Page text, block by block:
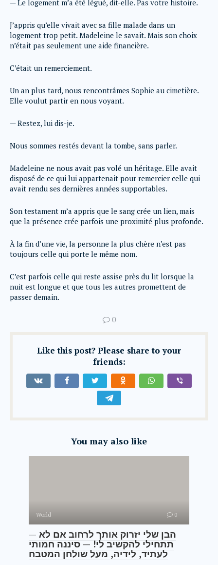
— Le logement m’a été légué, dit-elle. Pas votre histoire.
J’appris qu’elle vivait avec sa fille malade dans un
logement trop petit. Madeleine le savait. Mais son choix
n’était pas seulement une aide financière.
C’était un remerciement.
Un an plus tard, nous rencontrâmes Sophie au cimetière.
Elle voulut partir en nous voyant.
— Restez, lui dis-je.
Nous sommes restés devant la tombe, sans parler.
Madeleine ne nous avait pas volé un héritage. Elle avait
disposé de ce qui lui appartenait pour remercier celle qui
avait rendu ses dernières années supportables.
Son testament m’a appris que le sang crée un lien, mais
que la présence crée parfois une proximité plus profonde.
À la fin d’une vie, la personne la plus chère n’est pas
toujours celle qui porte le même nom.
C’est parfois celle qui reste assise près du lit lorsque la
nuit est longue et que tous les autres promettent de
passer demain.
0
Like this post? Please share to your
friends:
You may also like
World 0
— הבן שלי יזרוק אותך לרחוב אם לא
תתחילי להקשיב לי! — סיננה חמותי
לעתיד, לידיה, מעל שולחן המטבח